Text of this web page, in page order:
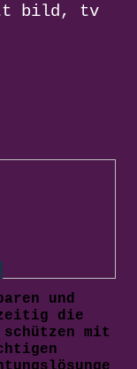
bild, tv
und
die
schützen mit